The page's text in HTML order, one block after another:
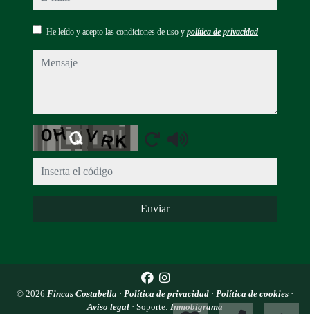
He leído y acepto las condiciones de uso y política de privacidad
mensaje
Captcha
Enviar
© 2026 Fincas Costabella · Política de privacidad · Política de cookies ·
Aviso legal · Soporte: Inmobigrama